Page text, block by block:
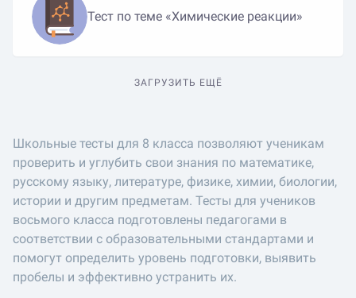
Тест по теме «Химические реакции»
ЗАГРУЗИТЬ ЕЩЁ
Школьные тесты для 8 класса позволяют ученикам
проверить и углубить свои знания по математике,
русскому языку, литературе, физике, химии, биологии,
истории и другим предметам. Тесты для учеников
восьмого класса подготовлены педагогами в
соответствии с образовательными стандартами и
помогут определить уровень подготовки, выявить
пробелы и эффективно устранить их.